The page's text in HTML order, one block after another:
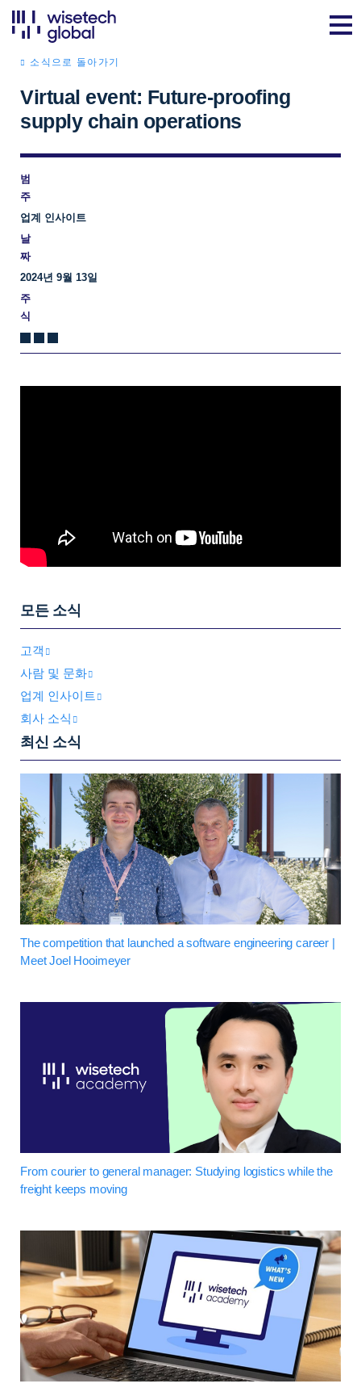
소식으로 돌아가기
Virtual event: Future-proofing
supply chain operations
범
주
업계 인사이트
날
짜
2024년 9월 13일
주
식
모든 소식
고객
사람 및 문화
업계 인사이트
회사 소식
최신 소식
The competition that launched a software engineering career |
Meet Joel Hooimeyer
From courier to general manager: Studying logistics while the
freight keeps moving